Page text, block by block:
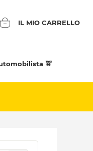
IL MIO CARRELLO
🚖